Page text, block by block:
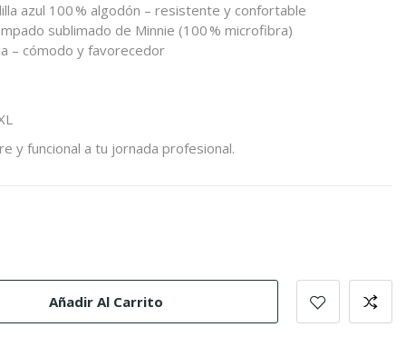
azul 100 % algodón – resistente y confortable
sublimado de Minnie (100 % microfibra)
– cómodo y favorecedor
y funcional a tu jornada profesional.
Añadir Al Carrito